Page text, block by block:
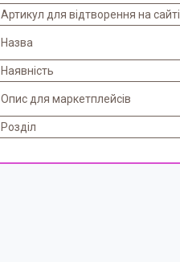
Артикул для відтворення на сайті
Назва
Наявність
Опис для маркетплейсів
Розділ